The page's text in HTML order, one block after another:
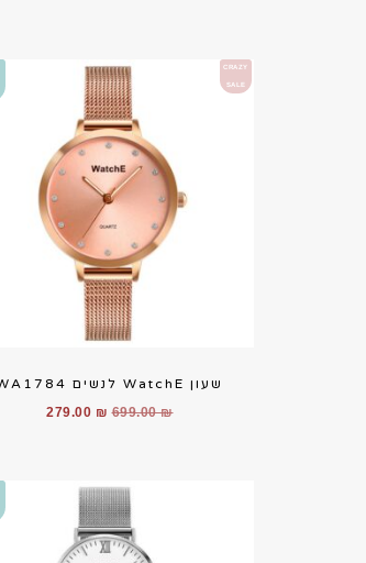
399.00 ₪.
CRAZY
SALE
שעון WatchE לנשים WA1784
699.00₪
המחיר
699.00 ₪.
279.00 ₪
המחיר